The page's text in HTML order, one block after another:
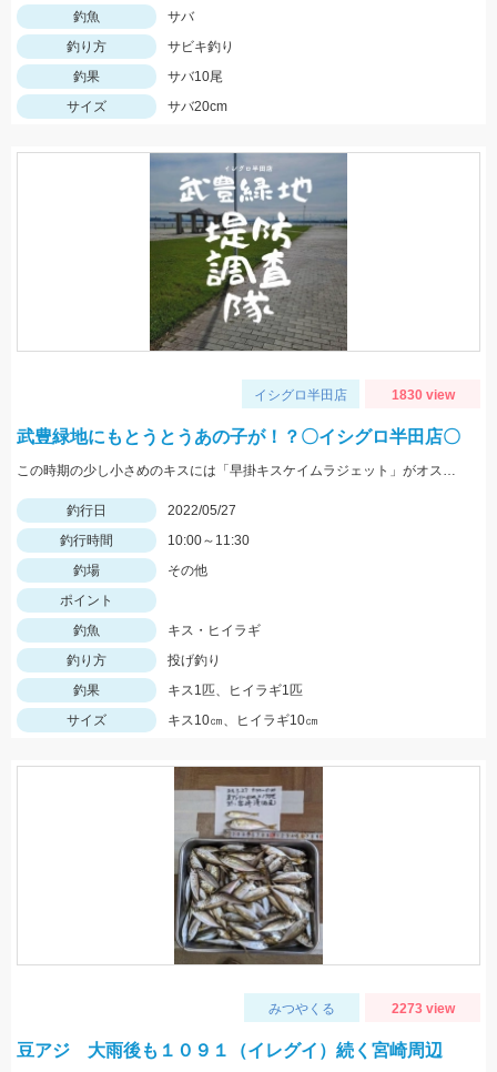
釣魚
サバ
釣り方
サビキ釣り
釣果
サバ10尾
サイズ
サバ20cm
イシグロ半田店 1830 view
武豊緑地にもとうとうあの子が！？〇イシグロ半田店〇
この時期の少し小さめのキスには「早掛キスケイムラジェット」がオススメ！ 武豊緑地でも小型ですがキスが釣れ始めました！皆さんも是非、チャレンジしてみてください！！
釣行日
2022/05/27
釣行時間
10:00～11:30
釣場
その他
ポイント
釣魚
キス・ヒイラギ
釣り方
投げ釣り
釣果
キス1匹、ヒイラギ1匹
サイズ
キス10㎝、ヒイラギ10㎝
みつやくる 2273 view
豆アジ 大雨後も１０９１（イレグイ）続く宮崎周辺